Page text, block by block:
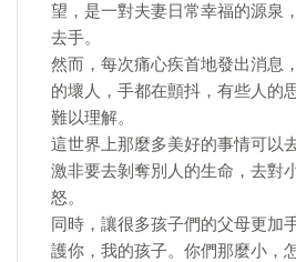
望，是一對夫妻日常幸福的源泉
去手。
然而，每次痛心疾首地發出消息
的壞人，手都在顫抖，有些人的
難以理解。
這世界上那麼多美好的事情可以
激非要去剝奪別人的生命，去對
怒。
同時，讓很多孩子們的父母更加
護你，我的孩子。你們那麼小，